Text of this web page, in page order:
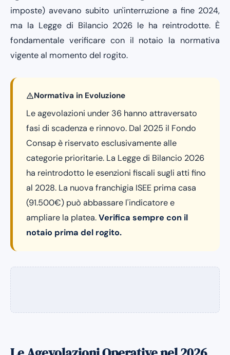
imposte) avevano subito un'interruzione a fine 2024,
ma la Legge di Bilancio 2026 le ha reintrodotte. È
fondamentale verificare con il notaio la normativa
vigente al momento del rogito.
Normativa in Evoluzione
Le agevolazioni under 36 hanno attraversato
fasi di scadenza e rinnovo. Dal 2025 il Fondo
Consap è riservato esclusivamente alle
categorie prioritarie. La Legge di Bilancio 2026
ha reintrodotto le esenzioni fiscali sugli atti fino
al 2028. La nuova franchigia ISEE prima casa
(91.500€) può abbassare l'indicatore e
ampliare la platea.Verifica sempre con il
notaio prima del rogito.